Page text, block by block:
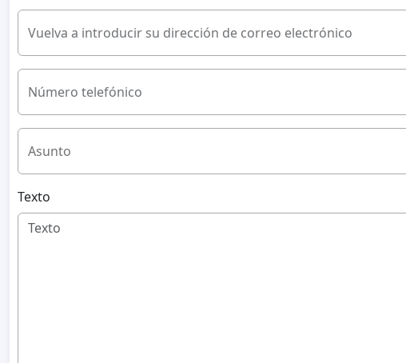
Vuelva a introducir su dirección de correo electrónico
Número telefónico
Asunto
Texto